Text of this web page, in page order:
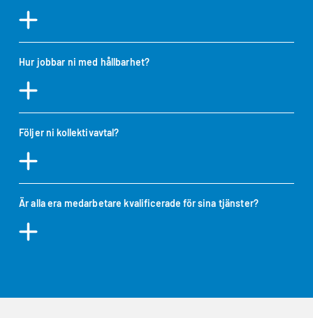
Hur jobbar ni med hållbarhet?
Följer ni kollektivavtal?
Är alla era medarbetare kvalificerade för sina tjänster?